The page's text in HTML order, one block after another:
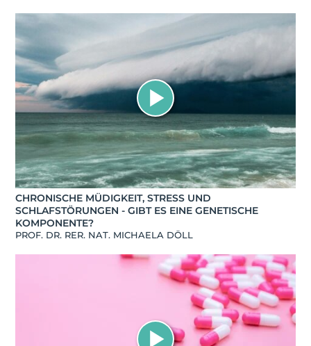
CHRONISCHE MÜDIGKEIT, STRESS UND
SCHLAFSTÖRUNGEN - GIBT ES EINE GENETISCHE
KOMPONENTE?
PROF. DR. RER. NAT. MICHAELA DÖLL